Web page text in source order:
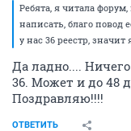
Ребята, я читала
написать, благо повод
у нас 36 реестр, значит
Да ладно....
36. Может и до 48
Поздравляю!!!!
ОТВЕТИТЬ